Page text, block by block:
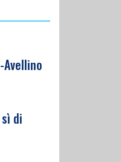
Avellino
di